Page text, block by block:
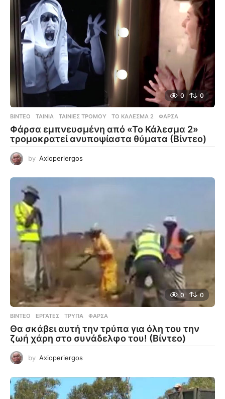
0 0
ΒΊΝΤΕΟ ΤΑΙΝΊΑ ,ΤΑΙΝΊΕΣ ΤΡΌΜΟΥ ,ΤΟ ΚΆΛΕΣΜΑ 2 ,ΦΆΡΣΑ
Φάρσα εμπνευσμένη από «Το Κάλεσμα 2»
τρομοκρατεί ανυποψίαστα θύματα (Βίντεο)
by Axioperiergos
0 0
ΒΊΝΤΕΟ ΕΡΓΆΤΕΣ ,ΤΡΎΠΑ ,ΦΆΡΣΑ
Θα σκάβει αυτή την τρύπα για όλη του την
ζωή χάρη στο συνάδελφο του! (Βίντεο)
by Axioperiergos